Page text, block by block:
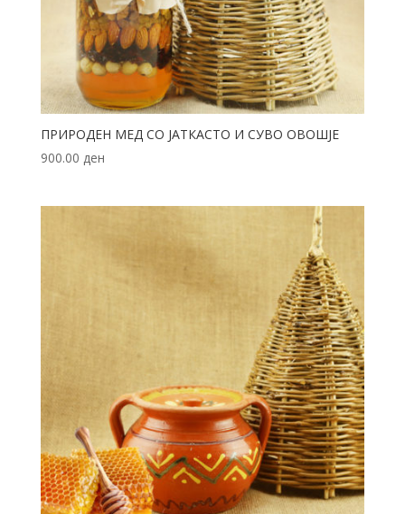
ПРИРОДЕН МЕД СО ЈАТКАСТО И СУВО ОВОШЈЕ
900.00 ден